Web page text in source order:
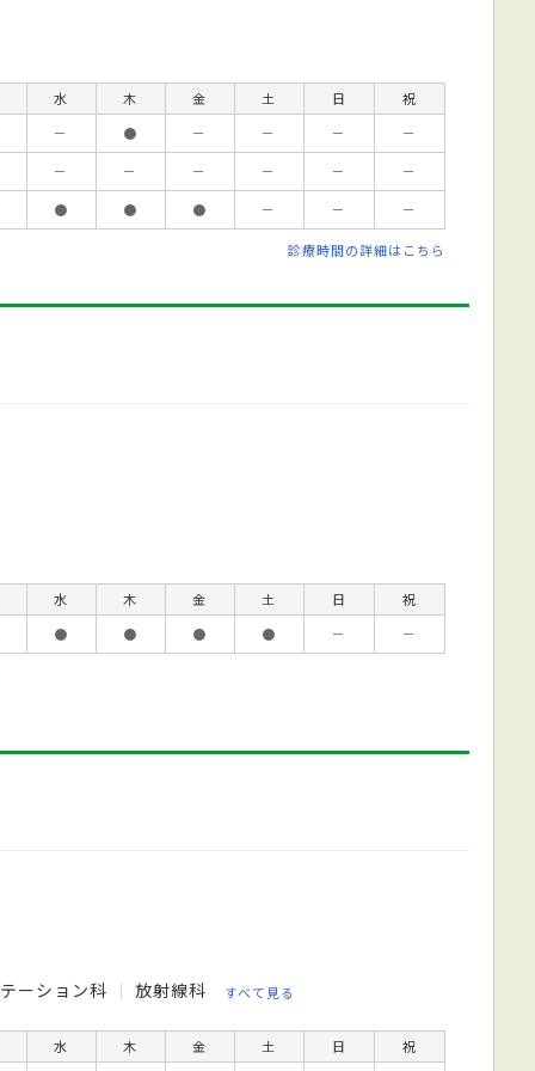
水 木 金 土 日
祝
－ ● － － －
－
－ － － － －
－
● ● ● － － －
診療時間の詳細はこちら
水 木 金 土 日
祝
● ● ● ● － －
ーション科 放射線科 すべて見る
水 木 金 土 日
祝